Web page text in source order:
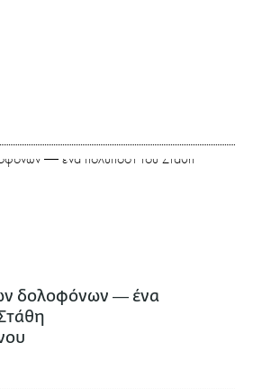
δολοφόνων ― ένα